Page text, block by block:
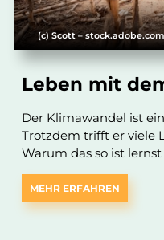
(c) Scott –
Leben mit
Der Klimawandel ist
Trotzdem trifft er viele
Warum das so ist
MEHR ERFAHREN